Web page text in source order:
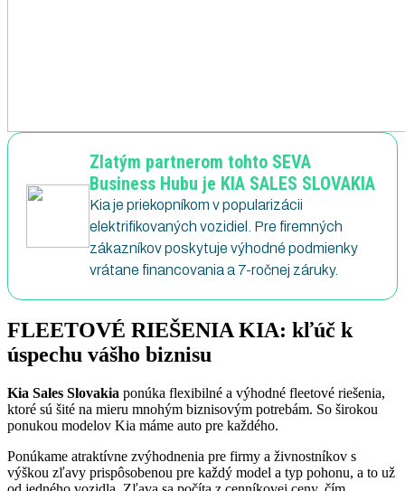
Zlatým partnerom tohto SEVA
Business Hubu je KIA SALES SLOVAKIA
Kia je priekopníkom v popularizácii
elektrifikovaných vozidiel. Pre firemných
zákazníkov poskytuje výhodné podmienky
vrátane financovania a 7-ročnej záruky.
FLEETOVÉ RIEŠENIA KIA: kľúč k
úspechu vášho biznisu
Kia Sales Slovakia ponúka flexibilné a výhodné fleetové riešenia,
ktoré sú šité na mieru mnohým biznisovým potrebám. So širokou
ponukou modelov Kia máme auto pre každého.
Ponúkame atraktívne zvýhodnenia pre firmy a živnostníkov s
výškou zľavy prispôsobenou pre každý model a typ pohonu, a to už